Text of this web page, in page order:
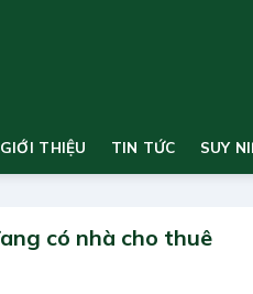
GIỚI THIỆU TIN TỨC SUY
có nhà cho thuê